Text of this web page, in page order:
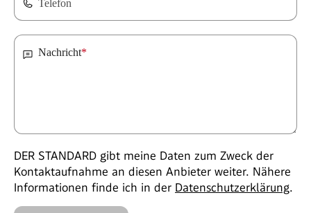
Telefon
Nachricht*
DER STANDARD gibt meine Daten zum Zweck der
Kontaktaufnahme an diesen Anbieter weiter. Nähere
Informationen finde ich in der Datenschutzerklärung.